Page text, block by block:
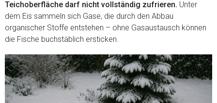
Teichoberfläche darf nicht vollständig zufrieren. Unter
dem Eis sammeln sich Gase, die durch den Abbau
organischer Stoffe entstehen – ohne Gasaustausch können
die Fische buchstäblich ersticken.